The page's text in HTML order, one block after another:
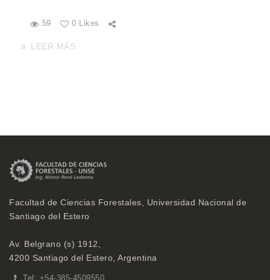
59 0 Likes
LEER MÁS
Facultad de Ciencias Forestales, Universidad Nacional de
Santiago del Estero
Av. Belgrano (s) 1912,
4200 Santiago del Estero, Argentina
Tel: +54-385-4509550